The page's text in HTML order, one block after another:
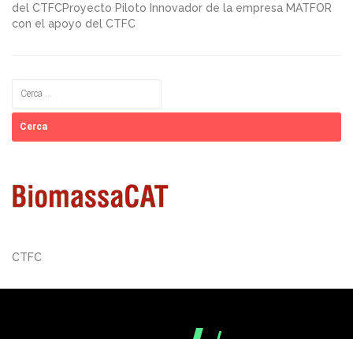
del CTFCProyecto Piloto Innovador de la empresa MATFOR
con el apoyo del CTFC
CTFC